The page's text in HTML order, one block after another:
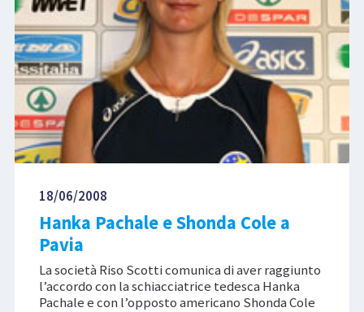
18/06/2008
Hanka Pachale e Shonda Cole a
Pavia
La società Riso Scotti comunica di aver raggiunto
l’accordo con la schiacciatrice tedesca Hanka
Pachale e con l’opposto americano Shonda Cole